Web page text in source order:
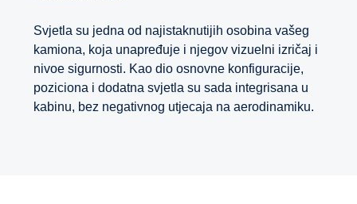
Svjetla su jedna od najistaknutijih osobina vašeg
kamiona, koja unapređuje i njegov vizuelni izričaj i
nivoe sigurnosti. Kao dio osnovne konfiguracije,
poziciona i dodatna svjetla su sada integrisana u
kabinu, bez negativnog utjecaja na aerodinamiku.